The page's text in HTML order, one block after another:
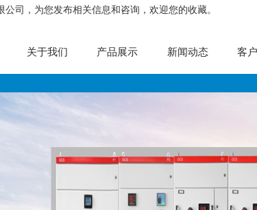
司，为您发布相关信息和咨询，欢迎您的收藏。
关于我们 产品展示 新闻动态 客